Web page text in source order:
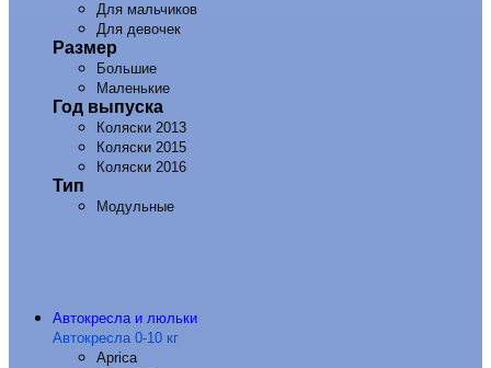
Для мальчиков
Для девочек
Размер
Большие
Маленькие
Год выпуска
Коляски 2013
Коляски 2015
Коляски 2016
Тип
Модульные
Автокресла и люльки
Автокресла 0-10 кг
Aprica